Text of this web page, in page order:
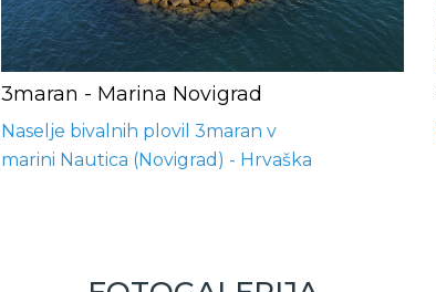
3maran - Marina Novigrad
Naselje bivalnih plovil 3maran v
marini Nautica (Novigrad) - Hrvaška